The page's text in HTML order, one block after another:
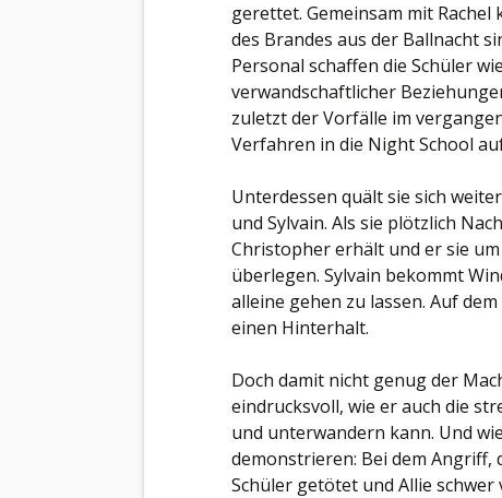
gerettet. Gemeinsam mit
des Brandes aus der Ballnacht
Personal schaffen die Schüler
verwandschaftlicher
zuletzt der Vorfälle im
Verfahren in die Night School
Unterdessen quält sie sich
und Sylvain. Als sie plötzlich
Christopher erhält und er sie
überlegen. Sylvain bekommt
alleine gehen zu lassen. Auf
einen Hinterhalt.
Doch damit nicht genug der
eindrucksvoll, wie er auch die
und unterwandern kann. Und
demonstrieren: Bei dem Angriff,
Schüler getötet und Allie